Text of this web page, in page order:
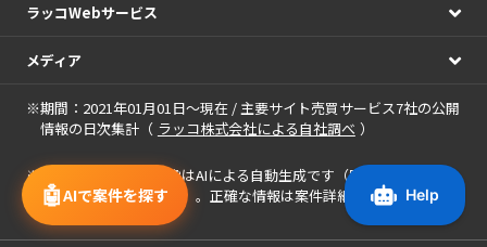
🤖AIで案件を探す
ラッコWebサービス
メディア
※期間：2021年01月01日～現在 / 主要サイト売買サービス7社の公開
情報の日次集計（ ラッコ株式会社による自社調べ ）
※案件に表示される画像はAIによる自動生成です（案件名・アピー
ルポイントを基に作成）。正確な情報は案件詳細をご確認くださ